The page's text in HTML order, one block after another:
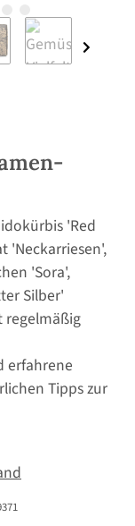
'Red
'Neckarriesen',
'Sora',
Silber'
regelmäßig
erfahrene
Tipps zur